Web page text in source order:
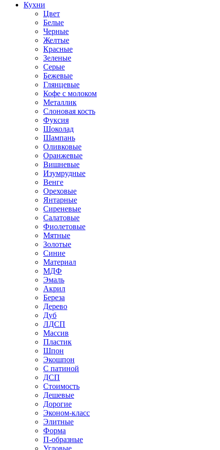
Кухни
Цвет
Белые
Черные
Желтые
Красные
Зеленые
Серые
Бежевые
Глянцевые
Кофе с молоком
Металлик
Слоновая кость
Фуксия
Шоколад
Шампань
Оливковые
Оранжевые
Вишневые
Изумрудные
Венге
Ореховые
Янтарные
Сиреневые
Салатовые
Фиолетовые
Мятные
Золотые
Синие
Материал
МДФ
Эмаль
Акрил
Береза
Дерево
Дуб
ЛДСП
Массив
Пластик
Шпон
Экошпон
С патиной
ДСП
Стоимость
Дешевые
Дорогие
Эконом-класс
Элитные
Форма
П-образные
Угловые